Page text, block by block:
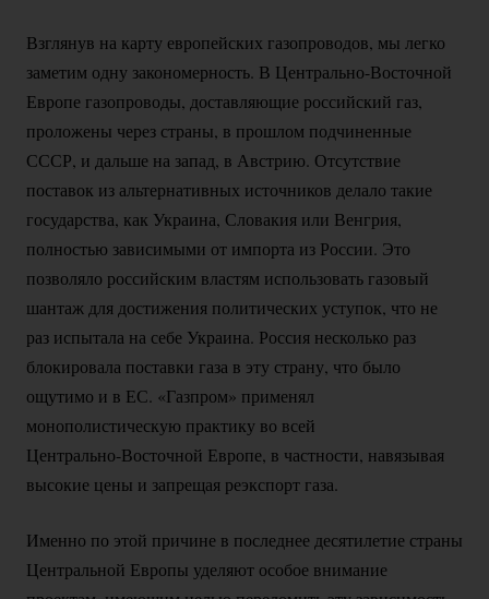
Взглянув на карту европейских газопроводов, мы легко
заметим одну закономерность. В Центрально-Восточной
Европе газопроводы, доставляющие российский газ,
проложены через страны, в прошлом подчиненные
СССР, и дальше на запад, в Австрию. Отсутствие
поставок из альтернативных источников делало такие
государства, как Украина, Словакия или Венгрия,
полностью зависимыми от импорта из России. Это
позволяло российским властям использовать газовый
шантаж для достижения политических уступок, что не
раз испытала на себе Украина. Россия несколько раз
блокировала поставки газа в эту страну, что было
ощутимо и в ЕС. «Газпром» применял
монополистическую практику во всей
Центрально-Восточной Европе, в частности, навязывая
высокие цены и запрещая реэкспорт газа.
Именно по этой причине в последнее десятилетие страны
Центральной Европы уделяют особое внимание